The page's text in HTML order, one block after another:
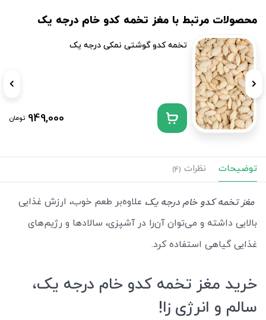
محصولات مرتبط با مغز تخمه کدو خام درجه یک
تخمه کدو گوشتی نمکی درجه یک
949,000 تومان
توضیحات نظرات (4)
مغز تخمه کدو خام درجه یک علاوه‌بر طعم خوب، ارزش غذایی
بالایی داشته و می‌توان آن‌را در آشپزی، سالادها و رژیم‌های
غذایی گیاهی استفاده کرد.
خرید مغز تخمه کدو خام درجه یک،
سالم و انرژی زا!